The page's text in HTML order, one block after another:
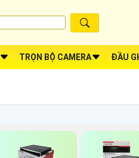
TRỌN BỘ CAMERA ĐẦU